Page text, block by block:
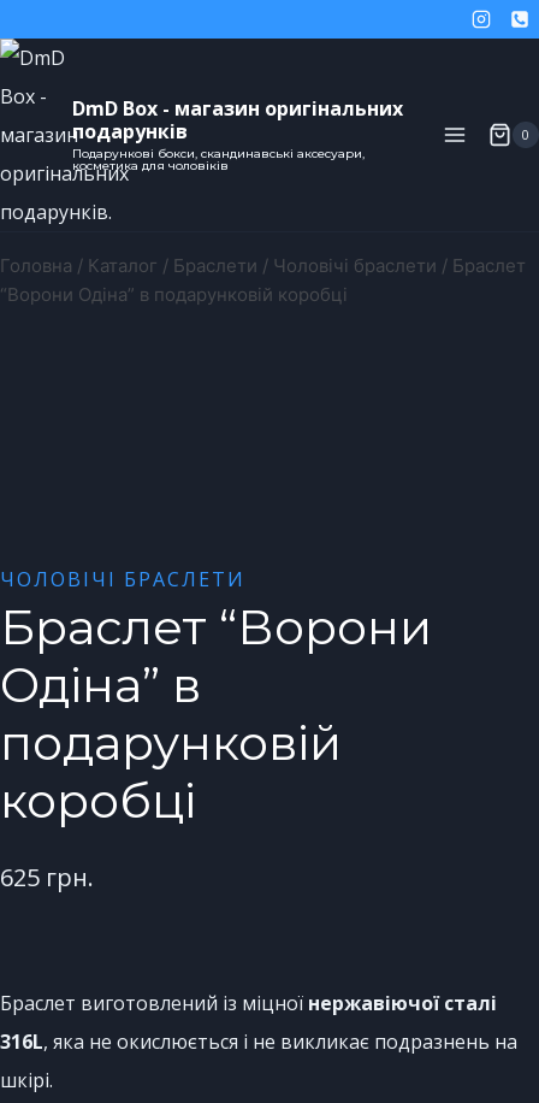
DmD Box - магазин оригінальних
подарунків
Подарункові бокси, скандинавські аксесуари,
косметика для чоловіків
0
Головна / Каталог / Браслети / Чоловічі браслети / Браслет
“Ворони Одіна” в подарунковій коробці
ЧОЛОВІЧІ БРАСЛЕТИ
Браслет “Ворони
Одіна” в
подарунковій
коробці
625 грн.
Браслет виготовлений із міцної нержавіючої сталі
316L, яка не окислюється і не викликає подразнень на
шкірі.